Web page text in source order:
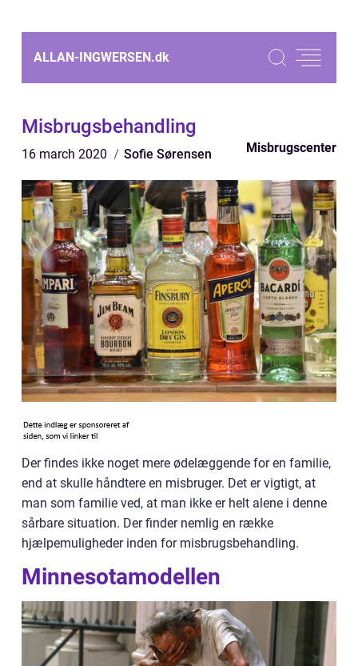
ALLAN-INGWERSEN.dk
Misbrugsbehandling
16 march 2020 Sofie Sørensen Misbrugscenter
Der findes ikke noget mere ødelæggende for en familie,
end at skulle håndtere en misbruger. Det er vigtigt, at
man som familie ved, at man ikke er helt alene i denne
sårbare situation. Der finder nemlig en række
hjælpemuligheder inden for misbrugsbehandling.
Minnesotamodellen